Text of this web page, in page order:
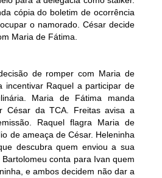
cópia do boletim de ocorrência
o namorado. César decide
Maria de Fátima.
de romper com Maria de
incentivar Raquel a participar de
Maria de Fátima manda
César da TCA. Freitas avisa a
Raquel flagra Maria de
de ameaça de César. Heleninha
descubra quem enviou a sua
conta para Ivan quem
e ambos decidem não dar a